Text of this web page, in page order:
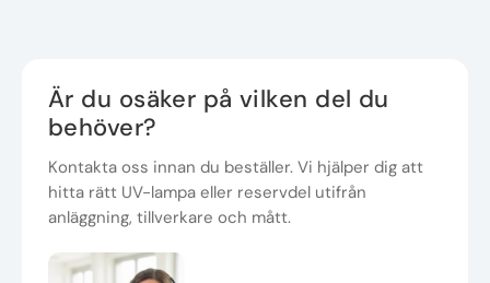
Är du osäker på vilken del du
behöver?
Kontakta oss innan du beställer. Vi hjälper dig att
hitta rätt UV-lampa eller reservdel utifrån
anläggning, tillverkare och mått.